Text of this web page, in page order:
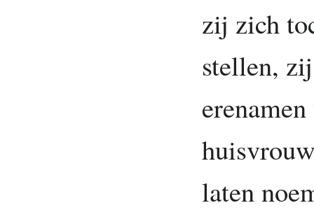
zij zich
stellen,
laten